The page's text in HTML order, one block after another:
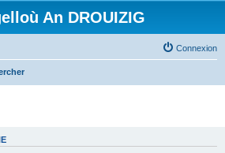
An DROUIZIG
Connexion